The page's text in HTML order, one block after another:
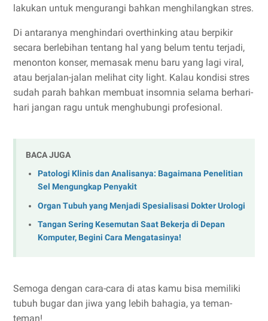
lakukan untuk mengurangi bahkan menghilangkan stres.
Di antaranya menghindari overthinking atau berpikir
secara berlebihan tentang hal yang belum tentu terjadi,
menonton konser, memasak menu baru yang lagi viral,
atau berjalan-jalan melihat city light. Kalau kondisi stres
sudah parah bahkan membuat insomnia selama berhari-
hari jangan ragu untuk menghubungi profesional.
BACA JUGA
Patologi Klinis dan Analisanya: Bagaimana Penelitian
Sel Mengungkap Penyakit
Organ Tubuh yang Menjadi Spesialisasi Dokter Urologi
Tangan Sering Kesemutan Saat Bekerja di Depan
Komputer, Begini Cara Mengatasinya!
Semoga dengan cara-cara di atas kamu bisa memiliki
tubuh bugar dan jiwa yang lebih bahagia, ya teman-
teman!